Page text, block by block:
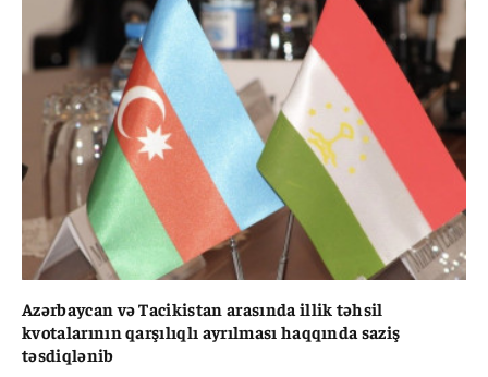
Azərbaycan və Tacikistan arasında illik təhsil
kvotalarının qarşılıqlı ayrılması haqqında saziş
təsdiqlənib